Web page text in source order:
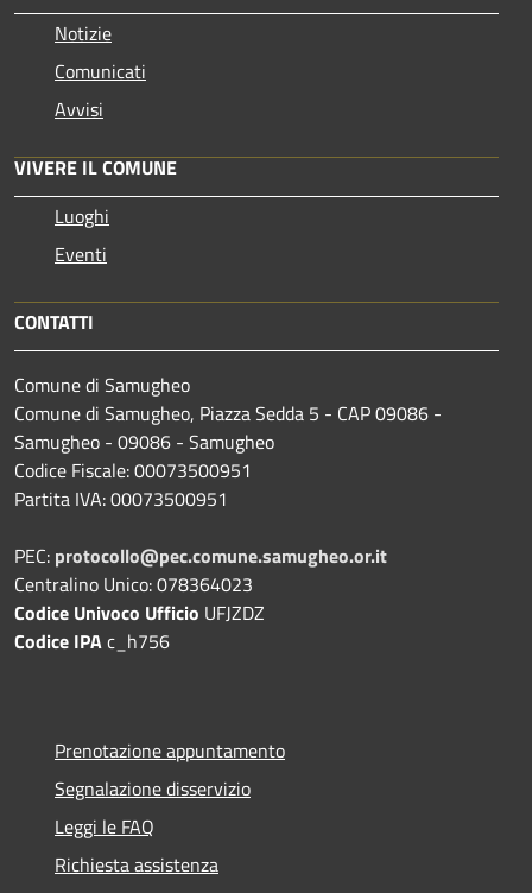
Notizie
Comunicati
Avvisi
VIVERE IL COMUNE
Luoghi
Eventi
CONTATTI
Comune di Samugheo
Comune di Samugheo, Piazza Sedda 5 - CAP 09086 -
Samugheo - 09086 - Samugheo
Codice Fiscale: 00073500951
Partita IVA: 00073500951
PEC: protocollo@pec.comune.samugheo.or.it
Centralino Unico: 078364023
Codice Univoco Ufficio UFJZDZ
Codice IPAc_h756
Prenotazione appuntamento
Segnalazione disservizio
Leggi le FAQ
Richiesta assistenza